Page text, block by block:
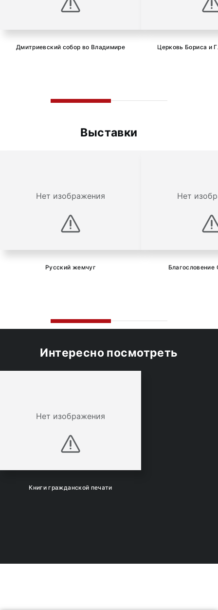
Дмитриевский собор во Владимире Церковь Бориса и
Выставки
Нет изображения
Русский жемчуг
Нет
Благословение
Интересно посмотреть
Нет изображения
Книги гражданской печати